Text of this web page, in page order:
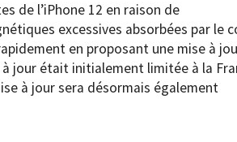
de l’iPhone 12 en raison de
excessives absorbées par le
en proposant une mise à
jour était initialement limitée à la
à jour sera désormais également